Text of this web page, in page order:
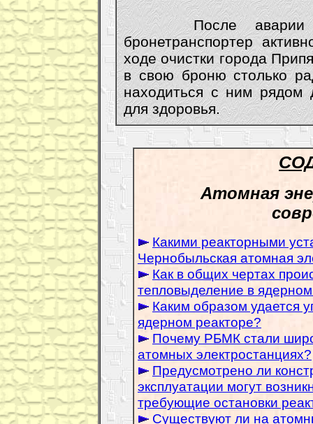
После аварии на
бронетранспортер
ходе очистки города
в свою броню столько
находиться с ним рядом
для здоровья.
Атомная
Какими реакторными
Чернобыльская атомная
Как в общих чертах
тепловыделение в
Каким образом удается
ядерном реакторе?
Почему РБМК стали
атомных электростанциях?
Предусмотрено ли
эксплуатации могут
требующие остановки
Существуют ли на